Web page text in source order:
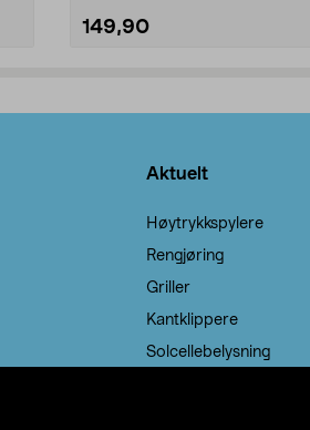
149,90
Aktuelt
Høytrykkspylere
Rengjøring
Griller
Kantklippere
Solcellebelysning